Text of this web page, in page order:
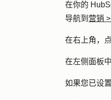
在你的
导航到 营销 >
在右上角，
在左侧面板中
如果您已设